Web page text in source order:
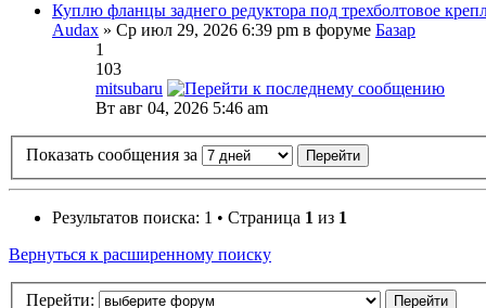
Куплю фланцы заднего редуктора под трехболтовое
Audax » Ср июл 29, 2026 6:39 pm в форуме Базар
1
103
mitsubaru
Вт авг 04, 2026 5:46 am
Показать сообщения за
Результатов поиска: 1 • Страница 1 из 1
Вернуться к расширенному поиску
Перейти: